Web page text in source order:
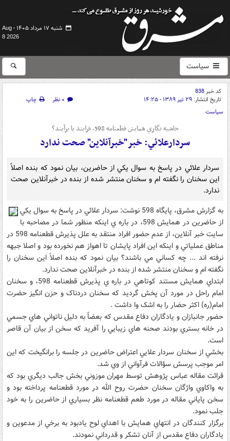
شنبه ۱۷ مرداد ۱۴۰۵ -
Aug
8 2026
سیاست
کد خبر838
تاریخ انتشار: ۲۹ تیر ۱۳۸۹ - ۱۴:۲۵ ۰ نظر
چاپ
سیاست
حاشيه نگاري همايش قطعنامه 598، فرايند با برآيند؟
سردارعلائي: خبر"خبرآنلاين" صحت ندارد
سردار علائي در پاسخ به سوال يکي از حاضرين، بيان نمود که بنده اصلاً
اين سخنان را نگفته ام و سخنان منتشر شده از بنده در خبرآنلاين صحت
ندارد.
به گزارش مشرق، پايگاه 598 نوشت: سردار علائي در پاسخ به سوال يکي
از حاضرين در همايش 598، در باره ي اينکه منظور شما در مصاحبه با
سايت خبر آنلاين، از عدم حضور افراد منتقد به علل پذيرش قطعنامه 598 در
مناطق عملياتي و اينکه اين افراد پايشان تا اهواز هم نخورده بود و اصلا جبهه
نرفته اند ... چه کساني مي باشند؟ بيان نمود که بنده اصلاً اين سخنان را
نگفته ام و سخنان منتشر شده از بنده در خبرآنلاين صحت ندارد.
ابتداي همايش مستند کوتاهي در باره ي پذيرش قطعنامه 598، و سخنان
امام راحل در مورد آن پخش گرديد که سخنان دردناک و حزن انگيز حضرت
امام(ره) اکثر حضار را به اشک وا داشت .
حضور جانبازان و يادگاران دفاع مقدس که بعضاً به دليل ناتواني هاي جسمي
در خانه بستري بودند صحنه هاي زيبايي را آفريد که سخن از بيان آن قاصر
است.
بخشي از سخنان سردار علايي اعتراض حاضرين در جلسه را برانگيخت که اين
امر موجب پرسش سؤالات فرآواني از وي شد.
قرائت مقاله عباس پژوهش توسط مهران موزوني بخش جالب ديگري بود که
به واکاوي واژگان سخنان حضرت روح الله در مورد قطعنامه پرداخته بود و
سخن پاياني مقاله در مورد طعم قطعنامه نظر بسياري از حاضرين را به خود
جلب نمود.
برگزار کنندگان در انتهاي همايش با اهداي لوح يادبود به برخي از مدعوين و
يادگاران دفاع مقدس از آنان تشکر و قدرداني نمودند.